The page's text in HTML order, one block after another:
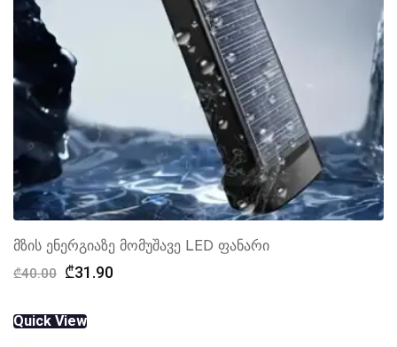
მზის ენერგიაზე მომუშავე LED ფანარი
₾40.00 Original
was:
₾40.00.
₾31.90Current
Quick View